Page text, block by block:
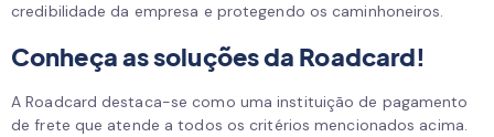
credibilidade da empresa e protegendo os caminhoneiros.
Conheça as soluções da Roadcard!
A Roadcard destaca-se como uma instituição de pagamento
de frete que atende a todos os critérios mencionados acima.